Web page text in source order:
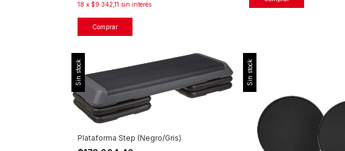
18 x $9.342,11 sin interés
Sin stock
Plataforma Step (Negro/Gris)
Sin stock